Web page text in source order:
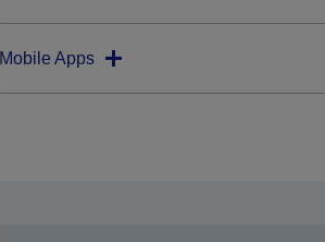
Mobile Apps